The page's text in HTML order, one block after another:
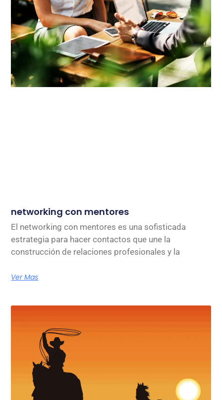
networking con mentores
El networking con mentores es una sofisticada
estrategia para hacer contactos que une la
construcción de relaciones profesionales y la
Ver Mas